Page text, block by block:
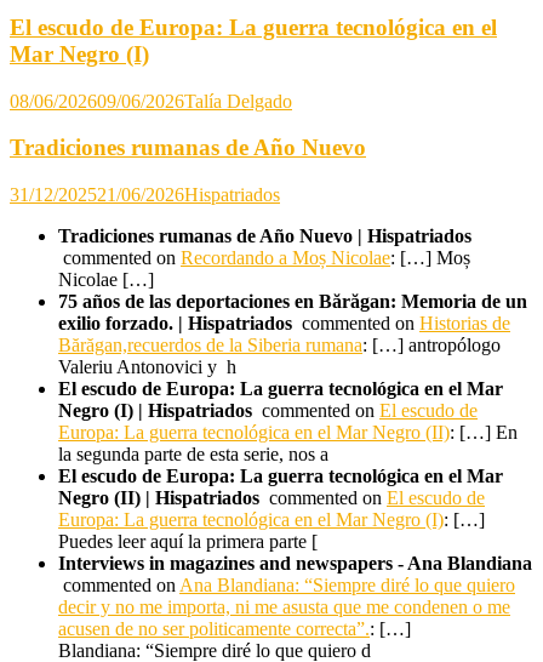
El escudo de Europa: La guerra tecnológica en el
Mar Negro (I)
08/06/202609/06/2026Talía Delgado
Tradiciones rumanas de Año Nuevo
31/12/202521/06/2026Hispatriados
Tradiciones rumanas de Año Nuevo | Hispatriados
commented on Recordando a Moș Nicolae: […] Moș
Nicolae […]
75 años de las deportaciones en Bărăgan: Memoria de un
exilio forzado. | Hispatriados commented on Historias de
Bărăgan,recuerdos de la Siberia rumana: […] antropólogo
Valeriu Antonovici y h
El escudo de Europa: La guerra tecnológica en el Mar
Negro (I) | Hispatriados commented on El escudo de
Europa: La guerra tecnológica en el Mar Negro (II): […] En
la segunda parte de esta serie, nos a
El escudo de Europa: La guerra tecnológica en el Mar
Negro (II) | Hispatriados commented on El escudo de
Europa: La guerra tecnológica en el Mar Negro (I): […]
Puedes leer aquí la primera parte [
Interviews in magazines and newspapers - Ana Blandiana
commented on Ana Blandiana: “Siempre diré lo que quiero
decir y no me importa, ni me asusta que me condenen o me
acusen de no ser politicamente correcta”.: […]
Blandiana: “Siempre diré lo que quiero d